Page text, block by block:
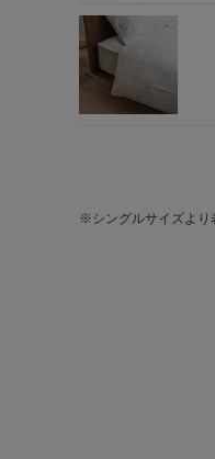
※シングルサイズより